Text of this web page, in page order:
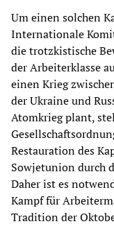
Um einen solchen
Internationale
die trotzkistische
der Arbeiterklasse
einen Krieg
der Ukraine und
Atomkrieg plant,
Restauration des
Sowjetunion durch
Daher ist es
Kampf für
Tradition der